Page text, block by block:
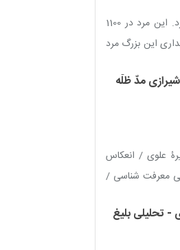
شیخ کلینی، کتابش را از عقل و عقلانیت شروع کرد. این مرد در 1100
این بزرگ مرد
شیرازی مدّ ظلّه
علوی / انعکاس
معرفت شناسی /
- تحلیلی بلیغ